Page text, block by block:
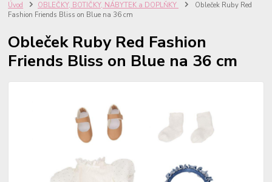
Úvod OBLEČKY, BOTIČKY, NÁBYTEK a DOPLŇKY
Obleček Ruby Red
Fashion Friends Bliss on Blue na 36 cm
Obleček Ruby Red Fashion
Friends Bliss on Blue na 36 cm